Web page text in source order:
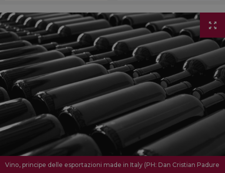
Vino, principe delle esportazioni made in Italy (PH: Dan Cristian Padure